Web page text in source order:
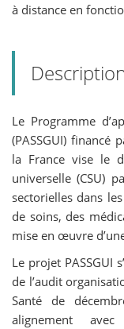
à distance en
Le Programme
(PASSGUI) financé
la France vise le
universelle (CSU)
sectorielles dans
de soins, des
mise en œuvre
Le projet PASSGUI
de l’audit
Santé de
alignement